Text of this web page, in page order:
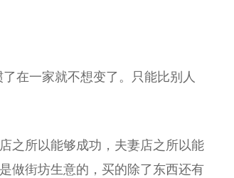
在一家就不想变了。只能比别人
之所以能够成功，夫妻店之所以能
做街坊生意的，买的除了东西还有